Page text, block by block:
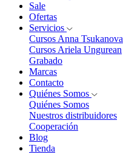
Sale
Ofertas
Servicios
Cursos Anna Tsukanova
Cursos Ariela Ungurean
Grabado
Marcas
Contacto
Quiénes Somos
Quiénes Somos
Nuestros distribuidores
Cooperación
Blog
Tienda